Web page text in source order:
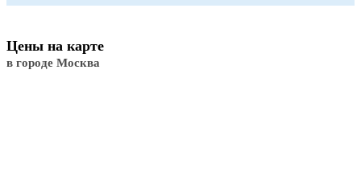
Цены на карте
в городе Москва